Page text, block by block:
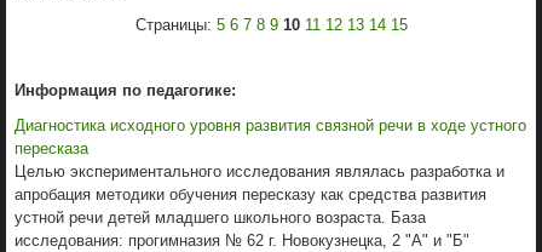
Страницы: 5 6 7 8 9 10 11 12 13 14 15
Информация по педагогике:
Диагностика исходного уровня развития связной речи в ходе устного
пересказа
Целью экспериментального исследования являлась разработка и
апробация методики обучения пересказу как средства развития
устной речи детей младшего школьного возраста. База
исследования: прогимназия № 62 г. Новокузнецка, 2 "А" и "Б"